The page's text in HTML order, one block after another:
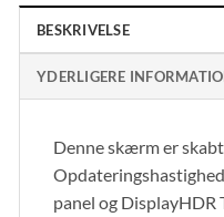
BESKRIVELSE
YDERLIGERE
Denne skærm er
panel og